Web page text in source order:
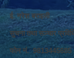
ई. नरेश बराइली
सुचना तथा सञ्‍चार
फोन नं. 9813445685